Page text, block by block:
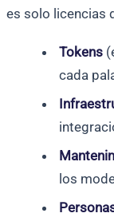
es solo licencias
Tokens
cada
los